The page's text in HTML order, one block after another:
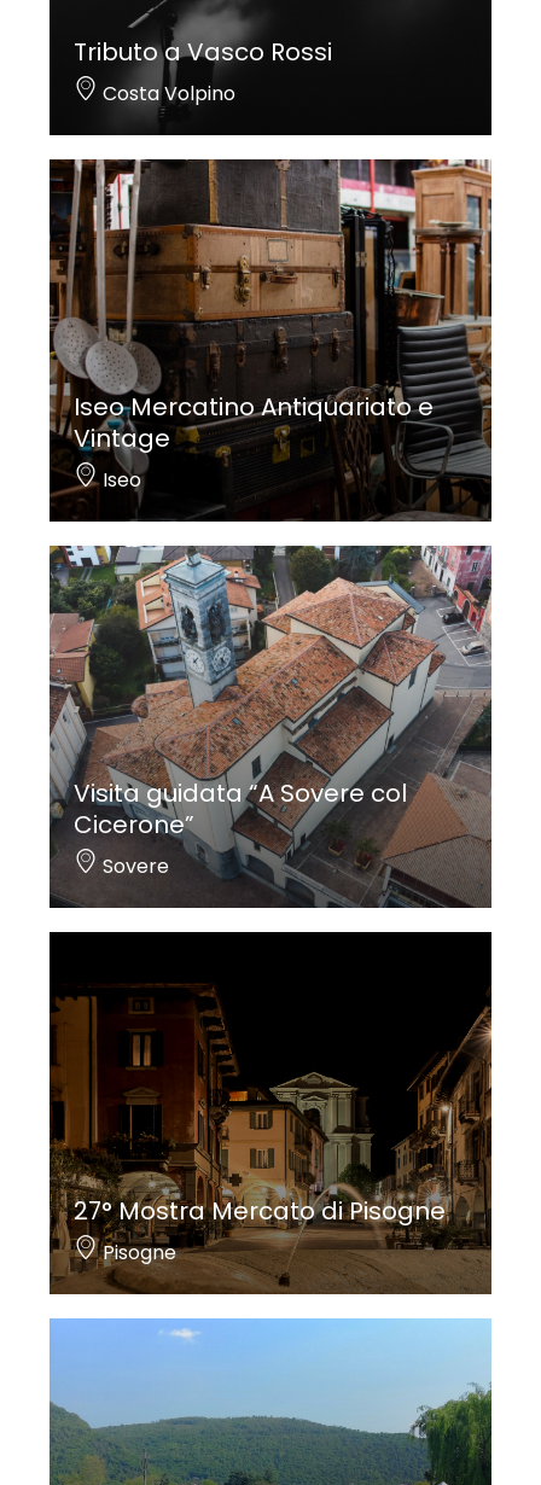
Tributo a Vasco Rossi
Costa Volpino
Iseo Mercatino Antiquariato e
Vintage
Iseo
Visita guidata “A Sovere col
Cicerone”
Sovere
27° Mostra Mercato di Pisogne
Pisogne